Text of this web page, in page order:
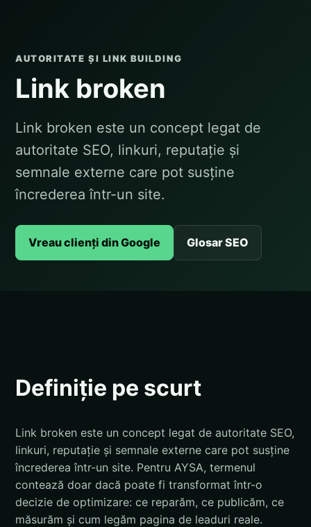
AUTORITATE ȘI LINK BUILDING
Link broken
Link broken este un concept legat de
autoritate SEO, linkuri, reputație și
semnale externe care pot susține
încrederea într-un site.
Vreau clienți din Google Glosar SEO
Definiție pe scurt
Link broken este un concept legat de autoritate SEO,
linkuri, reputație și semnale externe care pot susține
încrederea într-un site. Pentru AYSA, termenul
contează doar dacă poate fi transformat într-o
decizie de optimizare: ce reparăm, ce publicăm, ce
măsurăm și cum legăm pagina de leaduri reale.